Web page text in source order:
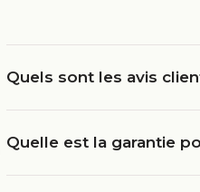
Quels sont les avis
Quelle est la garantie